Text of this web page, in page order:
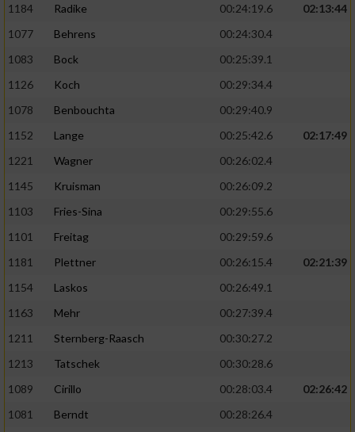
1184
Radike 00:24:19.6
02:13:44
1077
Behrens
00:24:30.4
1083
Bock
00:25:39.1
1126
Koch
00:29:34.4
1078
Benbouchta
00:29:40.9
1152
Lange 00:25:42.6
02:17:49
1221
Wagner
00:26:02.4
1145
Kruisman
00:26:09.2
1103
Fries-Sina
00:29:55.6
1101
Freitag
00:29:59.6
1181
Plettner 00:26:15.4
02:21:39
1154
Laskos
00:26:49.1
1163
Mehr
00:27:39.4
1211
Sternberg-Raasch
00:30:27.2
1213
Tatschek
00:30:28.6
1089
Cirillo 00:28:03.4
02:26:42
1081
Berndt
00:28:26.4